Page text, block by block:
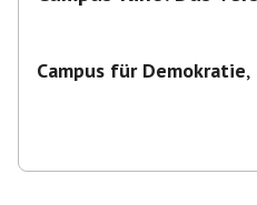
Campus für Demokratie,